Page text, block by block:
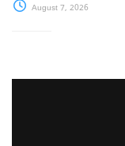
August 7, 2026